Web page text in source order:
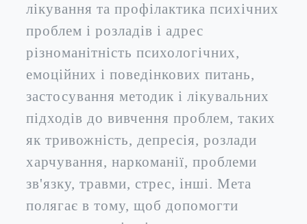
лікування та профілактика психічних
проблем і розладів і адрес
різноманітність психологічних,
емоційних і поведінкових питань,
застосування методик і лікувальних
підходів до вивчення проблем, таких
як тривожність, депресія, розлади
харчування, наркоманії, проблеми
зв'язку, травми, стрес, інші. Мета
полягає в тому, щоб допомогти